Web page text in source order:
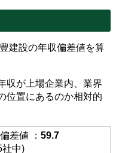
建設の年収偏差値を算
収が上場企業内、業界
位置にあるのか相対的
差値 ：59.7
社中)